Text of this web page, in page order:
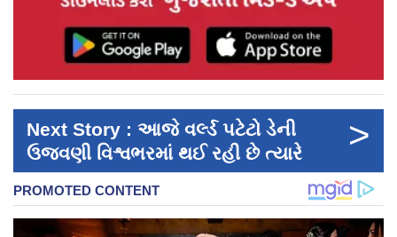
Next Story : આજે વર્લ્ડ પટેટો ડેની
ઉજવણી વિશ્વભરમાં થઈ રહી છે ત્યારે
>